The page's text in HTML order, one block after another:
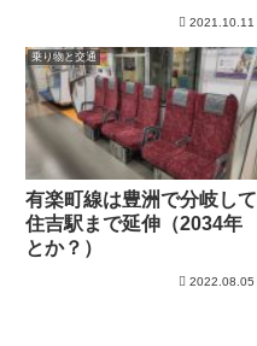
2021.10.11
乗り物と交通
有楽町線は豊洲で分岐して
住吉駅まで延伸（2034年
とか？）
2022.08.05